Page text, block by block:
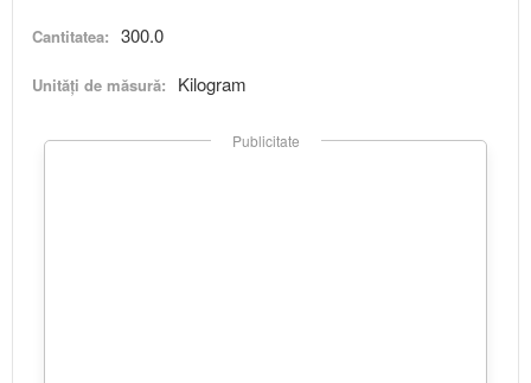
Cantitatea: 300.0
Unități de măsură: Kilogram
Publicitate